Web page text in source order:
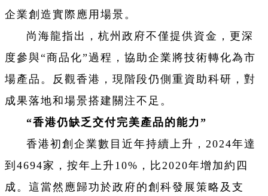
企業創造實際應用場景。
尚海龍指出，杭州政府不僅提供資金，更深
度參與“商品化”過程，協助企業將技術轉化為市
場產品。反觀香港，現階段仍側重資助科研，對
成果落地和場景搭建關注不足。
“香港仍缺乏交付完美產品的能力”
香港初創企業數目近年持續上升，2024年達
到4694家，按年上升10%，比2020年增加約四
成。這當然應歸功於政府的創科發展策略及支